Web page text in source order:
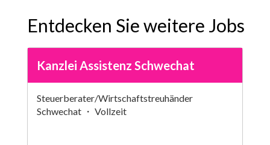
Entdecken Sie weitere Jobs
Kanzlei Assistenz Schwechat
Steuerberater/Wirtschaftstreuhänder
Schwechat ・ Vollzeit